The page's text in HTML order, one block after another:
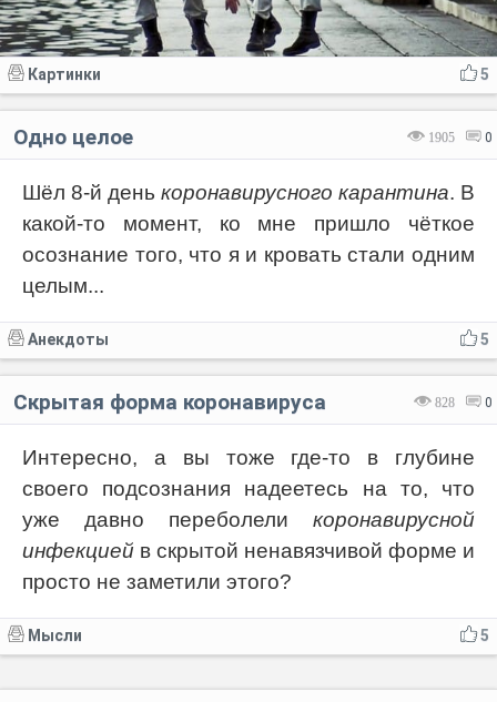
5
Картинки
1905 0
Одно целое
Шёл 8-й день коронавирусного карантина. В
какой-то момент, ко мне пришло чёткое
осознание того, что я и кровать стали одним
целым...
5
Анекдоты
828 0
Скрытая форма коронавируса
Интересно, а вы тоже где-то в глубине
своего подсознания надеетесь на то, что
уже давно переболели коронавирусной
инфекцией в скрытой ненавязчивой форме и
просто не заметили этого?
5
Мысли